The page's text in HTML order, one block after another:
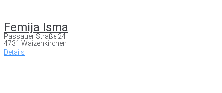
Femija Isma
Passauer Straße 24
4731 Waizenkirchen
Details